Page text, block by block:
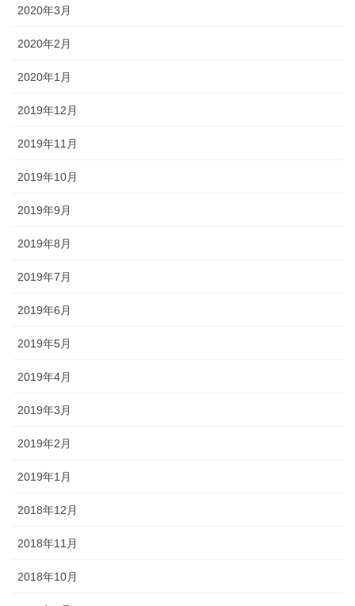
2020年3月
2020年2月
2020年1月
2019年12月
2019年11月
2019年10月
2019年9月
2019年8月
2019年7月
2019年6月
2019年5月
2019年4月
2019年3月
2019年2月
2019年1月
2018年12月
2018年11月
2018年10月